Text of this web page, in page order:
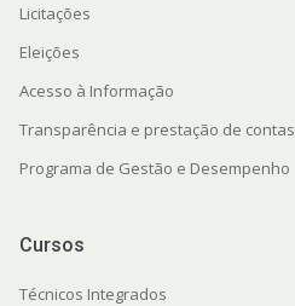
Licitações
Eleições
Acesso à Informação
Transparência e prestação de contas
Programa de Gestão e Desempenho
Cursos
Técnicos Integrados